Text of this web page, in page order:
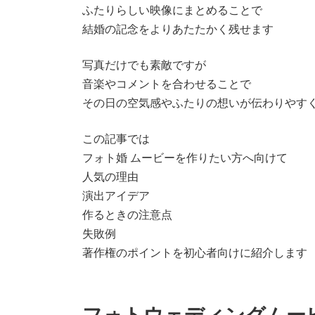
ふたりらしい映像にまとめることで
結婚の記念をよりあたたかく残せます
写真だけでも素敵ですが
音楽やコメントを合わせることで
その日の空気感やふたりの想いが伝わりやす
この記事では
フォト婚 ムービーを作りたい方へ向けて
人気の理由
演出アイデア
作るときの注意点
失敗例
著作権のポイントを初心者向けに紹介します